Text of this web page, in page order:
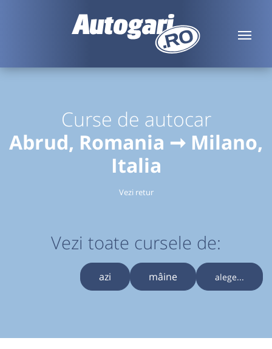
Curse de autocar
Abrud, Romania ➞ Milano,
Italia
Vezi retur
Vezi toate cursele de:
azi mâine alege...